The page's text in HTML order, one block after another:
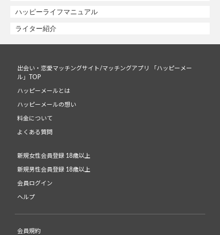
ハッピーライフマニュアル
ライター紹介
出会い・恋愛マッチングサイト/マッチングアプリ 「ハッピーメー
ル」TOP
ハッピーメールとは
ハッピーメールの想い
料金について
よくある質問
新規女性会員登録 18歳以上
新規男性会員登録 18歳以上
会員ログイン
ヘルプ
会員規約